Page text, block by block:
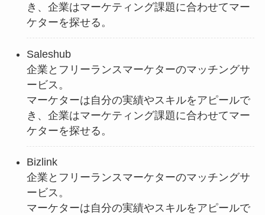
き、企業はマーケティング課題に合わせてマー
ケターを探せる。
Saleshub
企業とフリーランスマーケターのマッチングサ
ービス。
マーケターは自分の実績やスキルをアピールで
き、企業はマーケティング課題に合わせてマー
ケターを探せる。
Bizlink
企業とフリーランスマーケターのマッチングサ
ービス。
マーケターは自分の実績やスキルをアピールで